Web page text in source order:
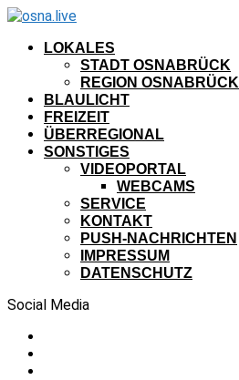
LOKALES
STADT OSNABRÜCK
REGION OSNABRÜCK
BLAULICHT
FREIZEIT
ÜBERREGIONAL
SONSTIGES
VIDEOPORTAL
WEBCAMS
SERVICE
KONTAKT
PUSH-NACHRICHTEN
IMPRESSUM
DATENSCHUTZ
Social Media